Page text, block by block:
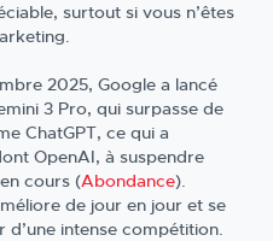
surtout si vous n’êtes
2025, Google a lancé
3 Pro, qui surpasse de
ChatGPT, ce qui a
OpenAI, à suspendre
cours (Abondance).
de jour en jour et se
intense compétition.